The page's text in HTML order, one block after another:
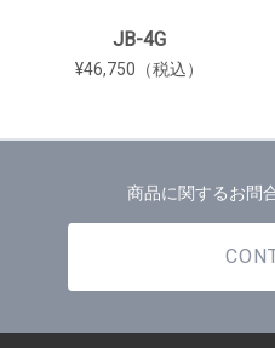
JB-4G
¥46,750（税込）
商品に関するお問